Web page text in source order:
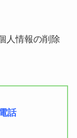
人情報の削除
話